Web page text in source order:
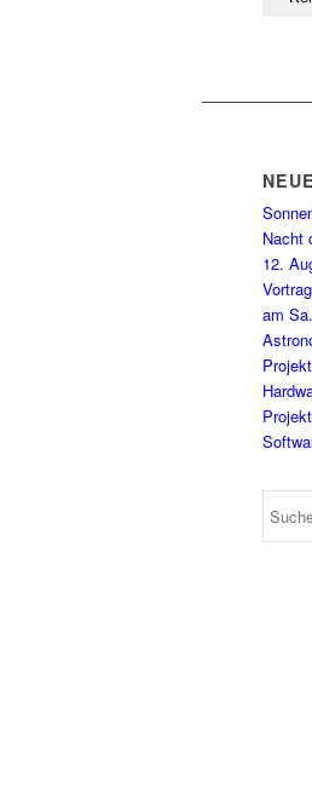
Nacht
12.
am